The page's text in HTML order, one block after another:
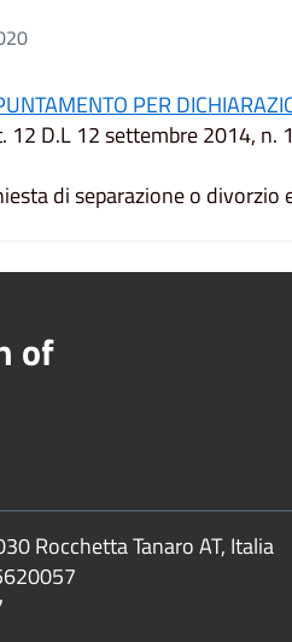
PER
12 D.L 12 settembre 2014,
di separazione o
of
Rocchetta Tanaro AT, Italia